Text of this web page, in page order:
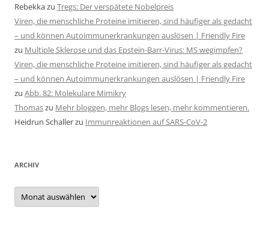
Rebekkazu Tregs: Der verspätete Nobelpreis
Viren, die menschliche Proteine imitieren, sind häufiger als gedacht
– und können Autoimmunerkrankungen auslösen | Friendly Fire
zu Multiple Sklerose und das Epstein-Barr-Virus: MS wegimpfen?
Viren, die menschliche Proteine imitieren, sind häufiger als gedacht
– und können Autoimmunerkrankungen auslösen | Friendly Fire
zu Abb. 82: Molekulare Mimikry
Thomaszu Mehr bloggen, mehr Blogs lesen, mehr kommentieren.
Heidrun Schallerzu Immunreaktionen auf SARS-CoV-2
ARCHIV
Archiv